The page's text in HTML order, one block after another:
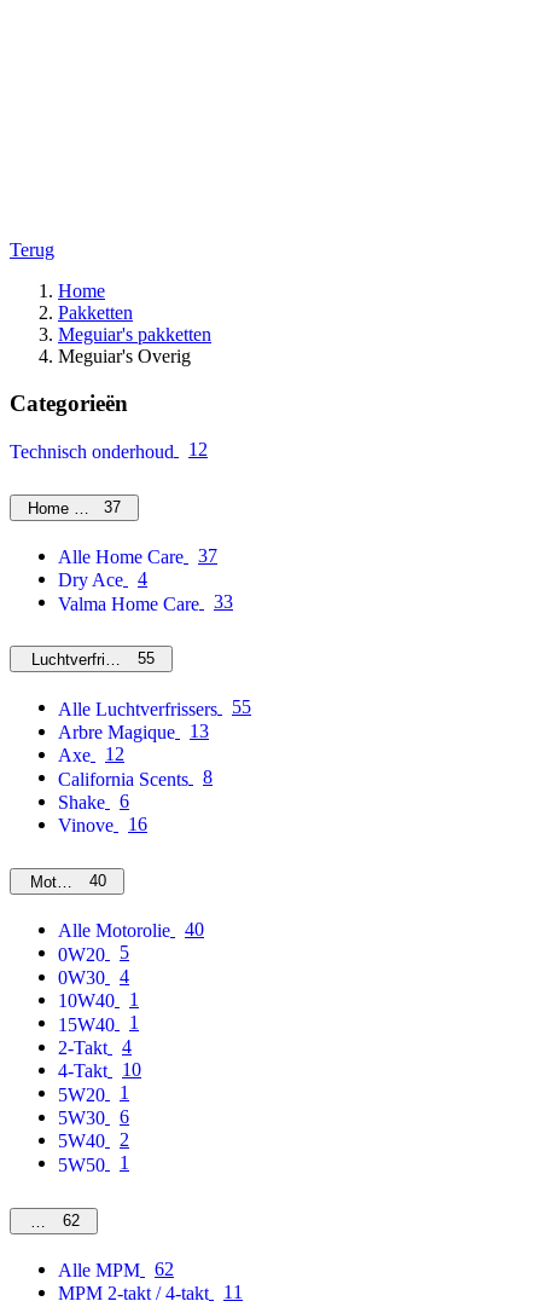
Terug
Home
Pakketten
Meguiar's pakketten
Meguiar's Overig
Categorieën
Technisch onderhoud 12
Home Care37
Alle Home Care
37
Dry Ace
4
Valma Home Care
33
Luchtverfrissers55
Alle Luchtverfrissers
55
Arbre Magique
13
Axe
12
California Scents
8
Shake
6
Vinove
16
Motorolie40
Alle Motorolie
40
0W20
5
0W30
4
10W40
1
15W40
1
2-Takt
4
4-Takt
10
5W20
1
5W30
6
5W40
2
5W50
1
MPM62
Alle MPM
62
MPM 2-takt / 4-takt
11